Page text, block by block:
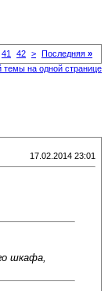
41 42 > Последняя »
темы на одной странице
17.02.2014 23:01
шкафа,